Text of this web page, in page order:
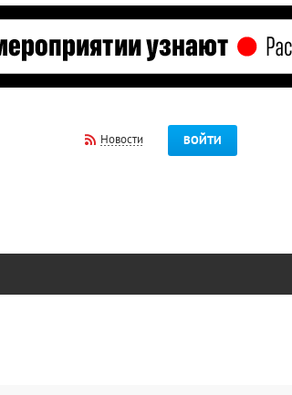
Новости ВОЙТИ